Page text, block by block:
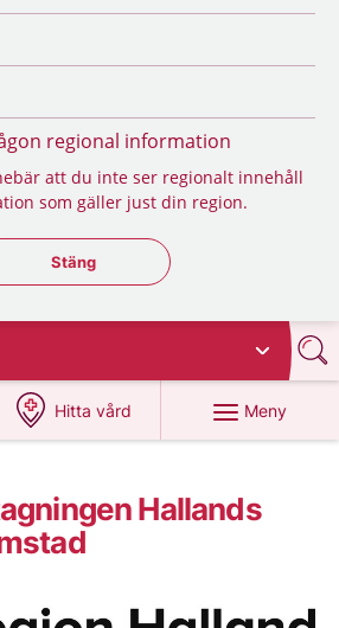
regional information
att du inte ser regionalt innehåll
som gäller just din region.
Stäng regionsväljaren
Stäng
Hitta vård
på 1177.se
Meny
Hallands